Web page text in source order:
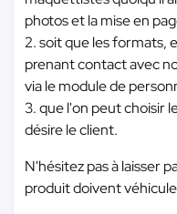
photos et la mise en
2. soit que les formats,
prenant contact avec
via le module de
3. que l'on peut choisir
désire le client.
N'hésitez pas à laisser
produit doivent